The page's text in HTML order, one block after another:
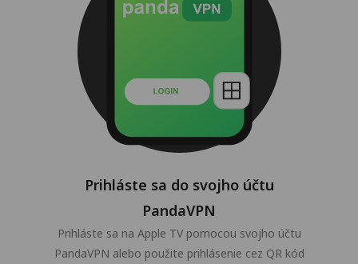
Prihláste sa do svojho účtu
PandaVPN
Prihláste sa na Apple TV pomocou svojho účtu
PandaVPN alebo použite prihlásenie cez QR kód